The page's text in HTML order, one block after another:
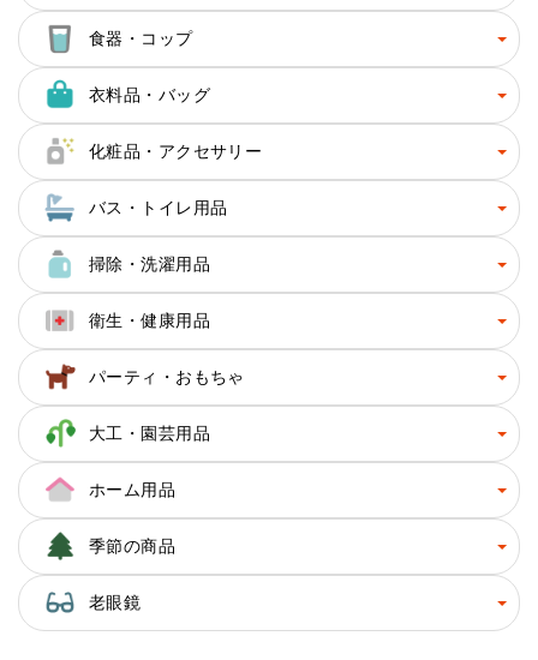
食器・コップ
衣料品・バッグ
化粧品・アクセサリー
バス・トイレ用品
掃除・洗濯用品
衛生・健康用品
パーティ・おもちゃ
大工・園芸用品
ホーム用品
季節の商品
老眼鏡